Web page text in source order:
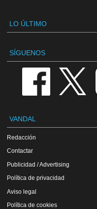
LO ÚLTIMO
SÍGUENOS
VANDAL
Redacción
Contactar
Publicidad / Advertising
Política de privacidad
Aviso legal
Política de cookies